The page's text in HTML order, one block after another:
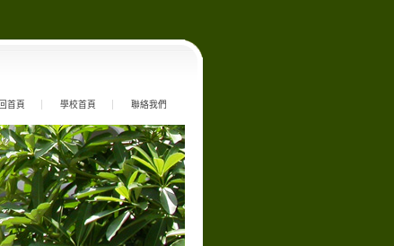
回首頁 學校首頁 聯絡我們